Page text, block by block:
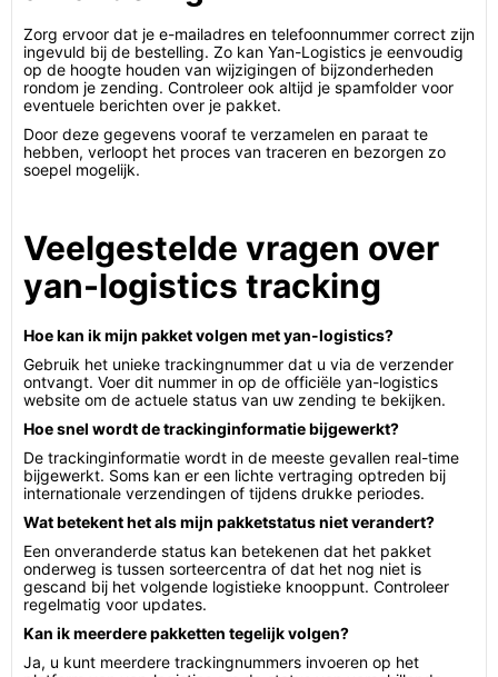
Zorg ervoor dat je e-mailadres en telefoonnummer correct zijn
ingevuld bij de bestelling. Zo kan Yan-Logistics je eenvoudig
op de hoogte houden van wijzigingen of bijzonderheden
rondom je zending. Controleer ook altijd je spamfolder voor
eventuele berichten over je pakket.
Door deze gegevens vooraf te verzamelen en paraat te
hebben, verloopt het proces van traceren en bezorgen zo
soepel mogelijk.
Veelgestelde vragen over
yan-logistics tracking
Hoe kan ik mijn pakket volgen met yan-logistics?
Gebruik het unieke trackingnummer dat u via de verzender
ontvangt. Voer dit nummer in op de officiële yan-logistics
website om de actuele status van uw zending te bekijken.
Hoe snel wordt de trackinginformatie bijgewerkt?
De trackinginformatie wordt in de meeste gevallen real-time
bijgewerkt. Soms kan er een lichte vertraging optreden bij
internationale verzendingen of tijdens drukke periodes.
Wat betekent het als mijn pakketstatus niet verandert?
Een onveranderde status kan betekenen dat het pakket
onderweg is tussen sorteercentra of dat het nog niet is
gescand bij het volgende logistieke knooppunt. Controleer
regelmatig voor updates.
Kan ik meerdere pakketten tegelijk volgen?
Ja, u kunt meerdere trackingnummers invoeren op het